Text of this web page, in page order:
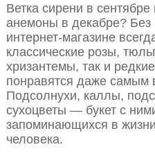
Ветка сирени в
анемоны в декабре?
интернет-магазине
классические розы,
хризантемы, так и
понравятся даже самым
Подсолнухи, каллы,
сухоцветы — букет с
запоминающихся в
человека.